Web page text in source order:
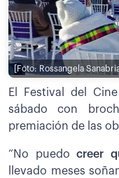
[Foto: Rossangela
El Festival del
sábado con
premiación de las
“No puedo creer
llevado meses